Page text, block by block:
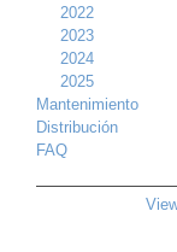
2022
2023
2024
2025
Mantenimiento
Distribución
FAQ